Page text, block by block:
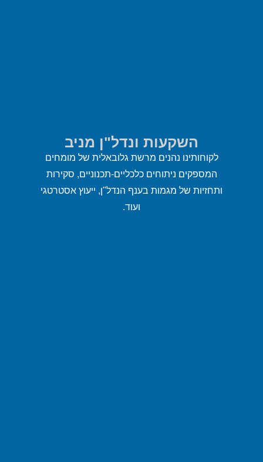
השקעות ונדל"ן מניב
לקוחותינו נהנים מרשת גלובאלית של מומחים
המספקים ניתוחים כלכליים-תכנוניים, סקירות
ותחזיות של מגמות בענף הנדל"ן, ייעוץ אסטרטגי
ועוד.